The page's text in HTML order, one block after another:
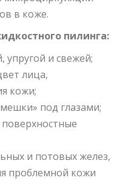
в коже.
пилинга:
упругой и свежей;
лица,
кожи;
под глазами;
и потовых желез,
проблемной кожи